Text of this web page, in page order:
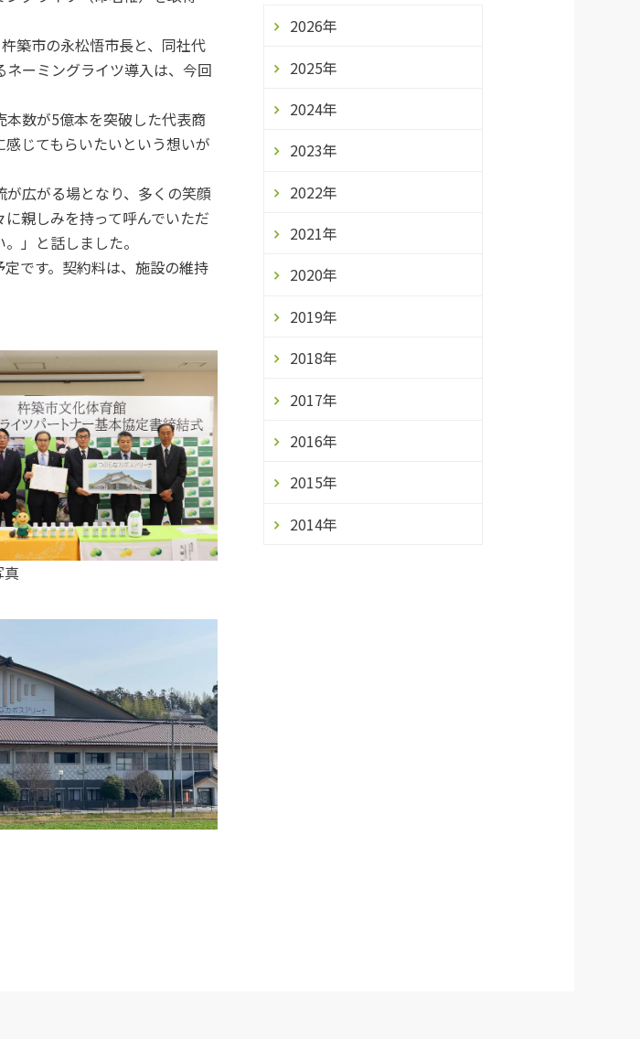
築市の永松悟市長と、同社代
ーミングライツ導入は、今回
数が5億本を突破した代表商
じてもらいたいという想いが
広がる場となり、多くの笑顔
親しみを持って呼んでいただ
」と話しました。
です。契約料は、施設の維持
2026年
2025年
2024年
2023年
2022年
2021年
2020年
2019年
2018年
2017年
2016年
2015年
2014年